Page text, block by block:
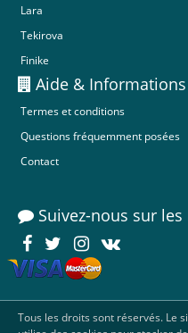
Lara
Tekirova
Finike
Aide & Informations
Termes et conditions
Questions fréquemment posées
Contact
Suivez-nous sur
Tous les droits sont réservés. Le